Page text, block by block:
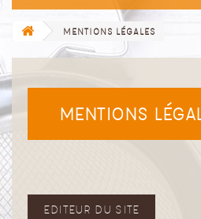
MENTIONS LÉGALES
MENTIONS
EDITEUR DU SITE